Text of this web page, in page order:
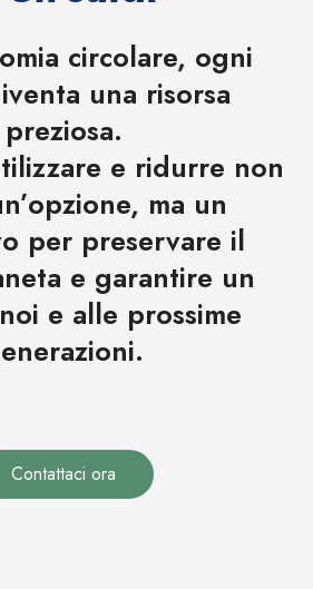
circolare, ogni
una risorsa
preziosa.
e ridurre non
ma un
per preservare il
e garantire un
e alle prossime
Contattaci ora